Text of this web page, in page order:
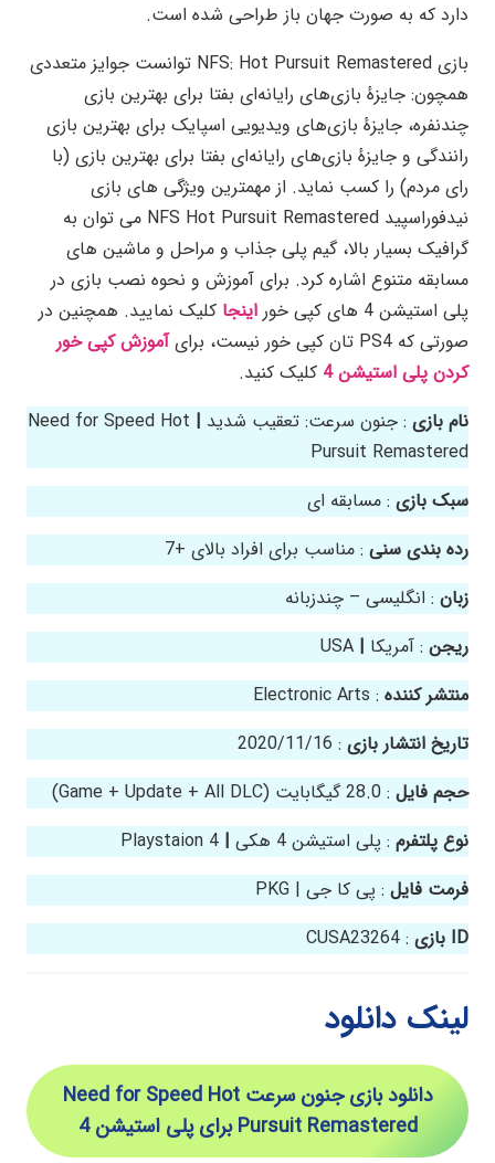
دارد که به صورت جهان باز طراحی شده است.
بازی NFS: Hot Pursuit Remastered توانست جوایز متعددی
همچون: جایزهٔ بازی‌های رایانه‌ای بفتا برای بهترین بازی
چندنفره، جایزهٔ بازی‌های ویدیویی اسپایک برای بهترین بازی
رانندگی و جایزهٔ بازی‌‌های رایانه‌ای بفتا برای بهترین بازی (با
رای مردم) را کسب نماید. از مهمترین ویژگی های بازی
نیدفوراسپید NFS Hot Pursuit Remastered می توان به
گرافیک بسیار بالا، گیم پلی جذاب و مراحل و ماشین های
مسابقه متنوع اشاره کرد. برای آموزش و نحوه نصب بازی در
پلی استیشن 4 های کپی خور
اینجا کلیک نمایید. همچنین در
صورتی که PS4 تان کپی خور نیست، برای
آموزش کپی خور
کردن پلی استیشن 4 کلیک کنید.
نام بازی : جنون سرعت: تعقیب شدید |
Need for Speed Hot
Pursuit Remastered
سبک بازی : مسابقه ای
رده بندی سنی : مناسب برای افراد بالای +7
زبان : انگلیسی – چندزبانه
ریجن : آمریکا |
منتشر کننده : Electronic Arts
تاریخ انتشار بازی : 2020/11/16
حجم فایل : 28.0 گیگابایت (Game + Update + All DLC)
نوع پلتفرم : پلی استیشن 4 هکی |
فرمت فایل : پی کا جی | PKG
ID بازی
: CUSA23264
لینک دانلود
دانلود بازی جنون سرعت Need for Speed Hot
Pursuit Remastered برای پلی استیشن 4